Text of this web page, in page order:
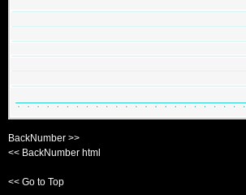
BackNumber >>
<< BackNumber html
<< Go to Top